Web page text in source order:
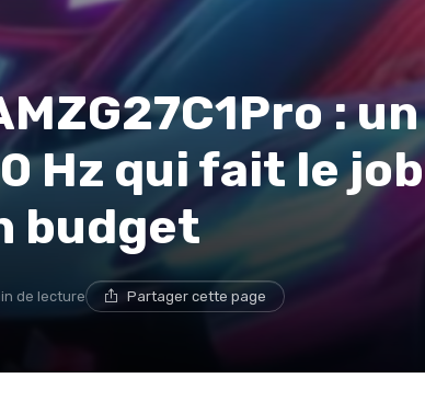
: un
Hz qui fait le job
budget
de lecture Partager cette page